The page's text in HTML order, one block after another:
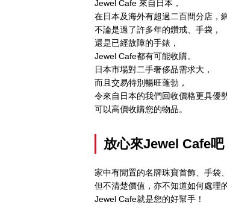
Jewel Cafe 來自日本，
在日本及海外有超過二百間分店，
不論是過了許多年的鑽戒、手袋，
還是已經故障的手錶，
Jewel Cafe都有可能收購。
日本市場對二手奢侈品需求大，
而且交易特別暢旺蓬勃，
令來自日本的我們回收價格更具優
可以高價收購您的物品。
放心來Jewel Cafe吧
家中有閒置的名牌珠寶首飾、手袋
但不清楚價值，亦不知道如何處理
Jewel Cafe就是您的好幫手！